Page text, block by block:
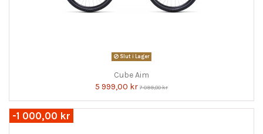
Slut i Lager
Cube Aim
5 999,00 kr 7 099,00 kr
-1 000,00 kr